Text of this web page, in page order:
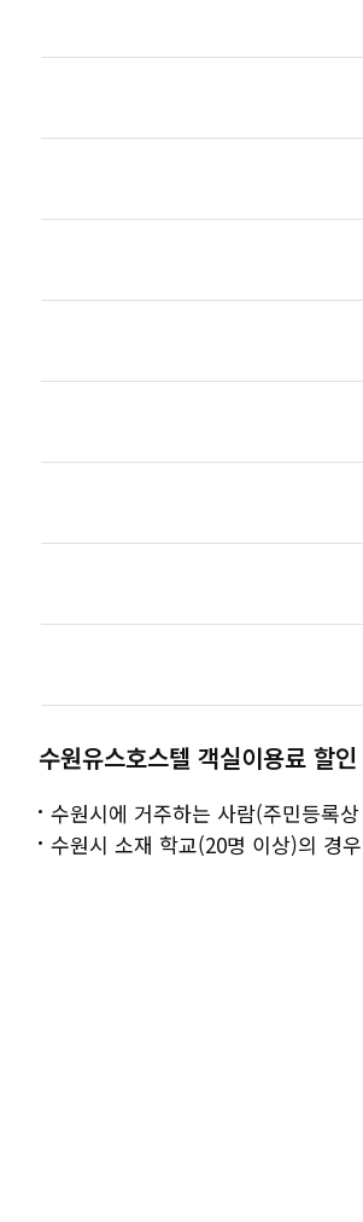
수원유스호스텔 객실이용료 할인
수원시에 거주하는 사람(주민등록
수원시 소재 학교(20명 이상)의 경